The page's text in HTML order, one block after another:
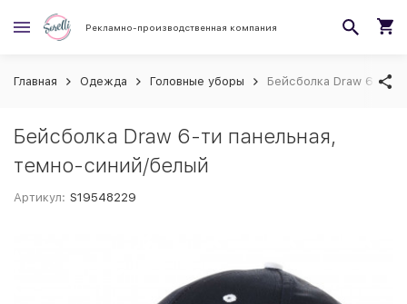
Рекламно-производственная компания
Главная Одежда Головные уборы Бейсболка Draw 6-ти
Бейсболка Draw 6-ти панельная,
темно-синий/белый
Артикул: S19548229